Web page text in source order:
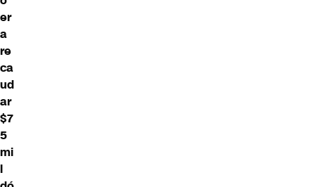
er
a
re
ca
ud
ar
$7
5
mi
l